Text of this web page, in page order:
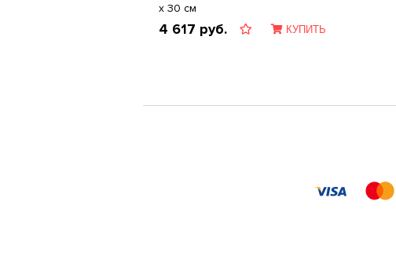
х 30 см
4 617 руб. КУПИТЬ